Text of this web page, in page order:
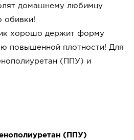
домашнему любимцу
обивки!
хорошо держит форму
повышенной плотности! Для
(ППУ) и
(ППУ)